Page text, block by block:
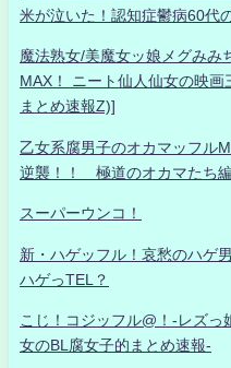
米が泣いた！認知症鬱病60代
魔法熟女/美魔女ッ娘メグみみ
MAX！ ニート仙人仙女の映
まとめ速報Z)]
乙女系腐男子のオカマッフル
逆襲！！ 極道のオカマたち編
スーパーウンコ！
新・ハゲッフル！哀愁のハゲ
ハゲっTEL？
こじ！コジッフル@！-レズ
女のBL腐女子的まとめ速報-